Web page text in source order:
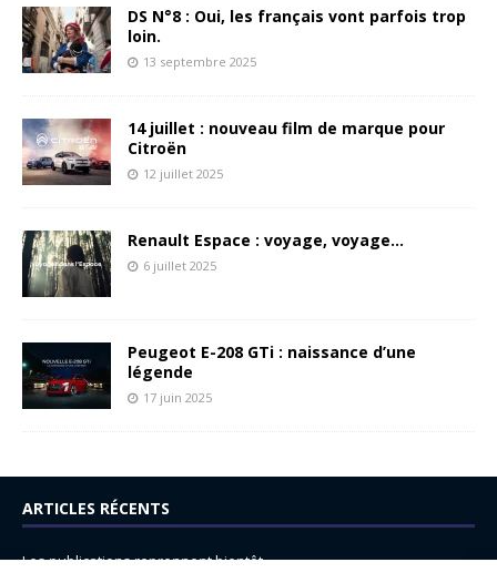
DS N°8 : Oui, les français vont parfois trop
loin.
13 septembre 2025
14 juillet : nouveau film de marque pour
Citroën
12 juillet 2025
Renault Espace : voyage, voyage…
6 juillet 2025
Peugeot E-208 GTi : naissance d’une
légende
17 juin 2025
ARTICLES RÉCENTS
Les publications reprennent bientôt…